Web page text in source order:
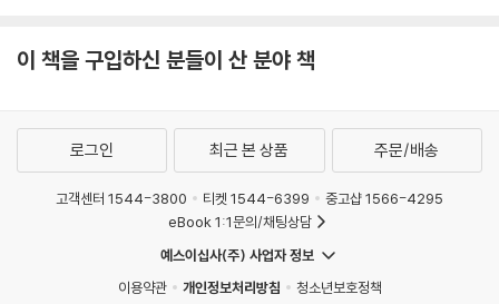
이 책을 구입하신 분들이 산 분야 책
로그인 최근 본 상품 주문/배송
고객센터 1544-3800 티켓 1544-6399
중고샵 1566-4295
eBook 1:1문의/채팅상담
예스이십사(주) 사업자 정보
이용약관
개인정보처리방침
청소년보호정책